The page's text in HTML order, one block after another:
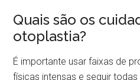
Quais são os
otoplastia?
É importante usar faixas de
físicas intensas e seguir